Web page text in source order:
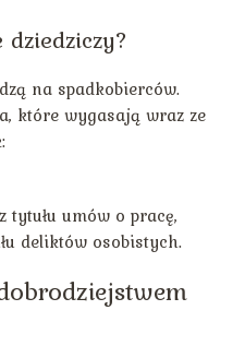
na spadkobierców.
które wygasają wraz ze
umów o pracę,
deliktów osobistych.